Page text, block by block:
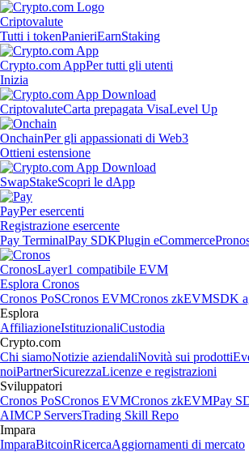
Criptovalute
Tutti i tokenPanieriEarnStaking
Crypto.com AppPer tutti gli utenti
Inizia
CriptovaluteCarta prepagata VisaLevel Up
OnchainPer gli appassionati di Web3
Ottieni estensione
SwapStakeScopri le dApp
PayPer esercenti
Registrazione esercente
Pay TerminalPay SDKPlugin eCommerce
CronosLayer1 compatibile EVM
Esplora Cronos
Cronos PoSCronos EVMCronos zkEVMSDK
Esplora
AffiliazioneIstituzionaliCustodia
Crypto.com
Chi siamoNotizie aziendaliNovità sui prodotti
noiPartnerSicurezzaLicenze e registrazioni
Sviluppatori
Cronos PoSCronos EVMCronos zkEVMPay
AIMCP ServersTrading Skill Repo
Impara
ImparaBitcoinRicercaAggiornamenti di mercato